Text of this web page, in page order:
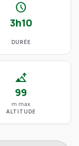
schedule
3h10
DURÉE
altitude
99
m max
ALTITUDE